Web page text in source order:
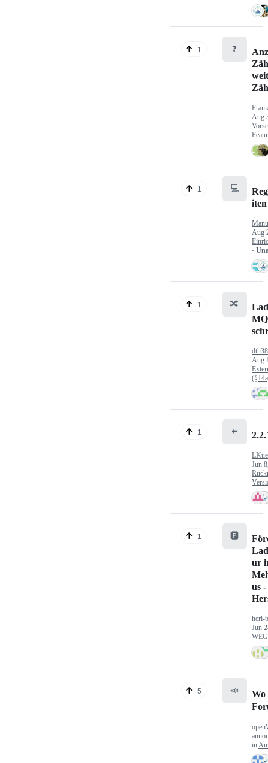
1 ❓
Aug
1 💻
iten
Aug
·
1 🔀
Aug
1 ⬅️
Jun
1 🅿️
ur
us -
heri-
Jun
5 📣
Wo
in